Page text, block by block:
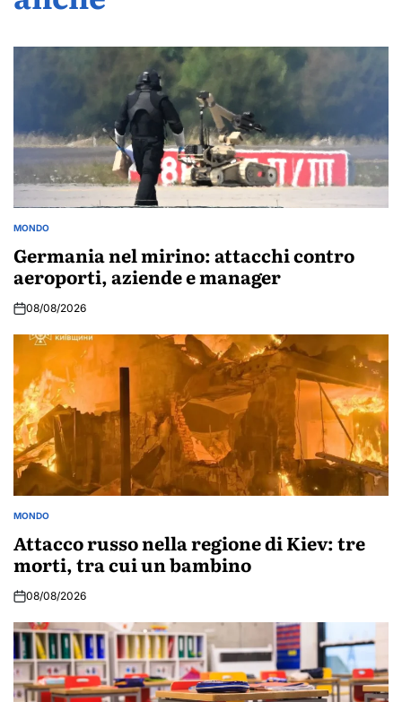
POSTED
MONDO
Germania nel mirino: attacchi contro
aeroporti, aziende e manager
08/08/2026
POSTED
MONDO
Attacco russo nella regione di Kiev: tre
morti, tra cui un bambino
08/08/2026